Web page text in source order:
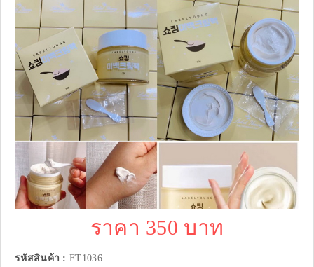
ราคา 350 บาท
รหัสสินค้า : FT1036